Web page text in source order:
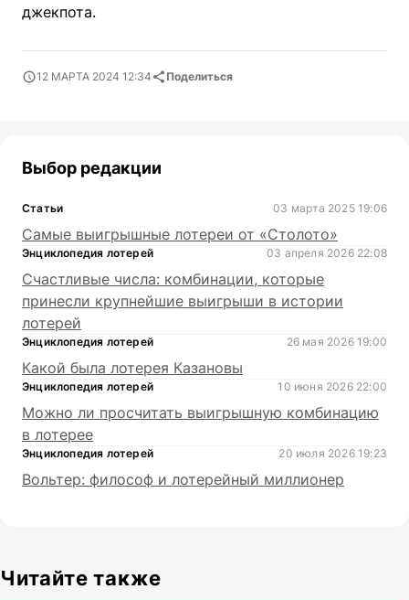
джекпота.
12 МАРТА 2024 12:34 Поделиться
Выбор редакции
Статьи 03 марта 2025 19:06
Самые выигрышные лотереи от «Столото»
Энциклопедия лотерей 03 апреля 2026 22:08
Счастливые числа: комбинации, которые
принесли крупнейшие выигрыши в истории
лотерей
Энциклопедия лотерей 26 мая 2026 19:00
Какой была лотерея Казановы
Энциклопедия лотерей 10 июня 2026 22:00
Можно ли просчитать выигрышную комбинацию
в лотерее
Энциклопедия лотерей 20 июля 2026 19:23
Вольтер: философ и лотерейный миллионер
Читайте также